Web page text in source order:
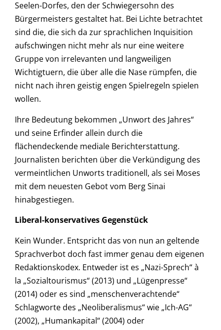
Seelen-Dorfes, den der Schwiegersohn des
Bürgermeisters gestaltet hat. Bei Lichte betrachtet
sind die, die sich da zur sprachlichen Inquisition
aufschwingen nicht mehr als nur eine weitere
Gruppe von irrelevanten und langweiligen
Wichtigtuern, die über alle die Nase rümpfen, die
nicht nach ihren geistig engen Spielregeln spielen
wollen.
Ihre Bedeutung bekommen „Unwort des Jahres“
und seine Erfinder allein durch die
flächendeckende mediale Berichterstattung.
Journalisten berichten über die Verkündigung des
vermeintlichen Unworts traditionell, als sei Moses
mit dem neuesten Gebot vom Berg Sinai
hinabgestiegen.
Liberal-konservatives Gegenstück
Kein Wunder. Entspricht das von nun an geltende
Sprachverbot doch fast immer genau dem eigenen
Redaktionskodex. Entweder ist es „Nazi-Sprech“ à
la „Sozialtourismus“ (2013) und „Lügenpresse“
(2014) oder es sind „menschenverachtende“
Schlagworte des „Neoliberalismus“ wie „Ich-AG“
(2002), „Humankapital“ (2004) oder